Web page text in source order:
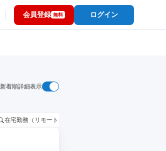
会員登録 無料 ログイン
新着順詳細表示
在宅勤務（リモートワーク）OK